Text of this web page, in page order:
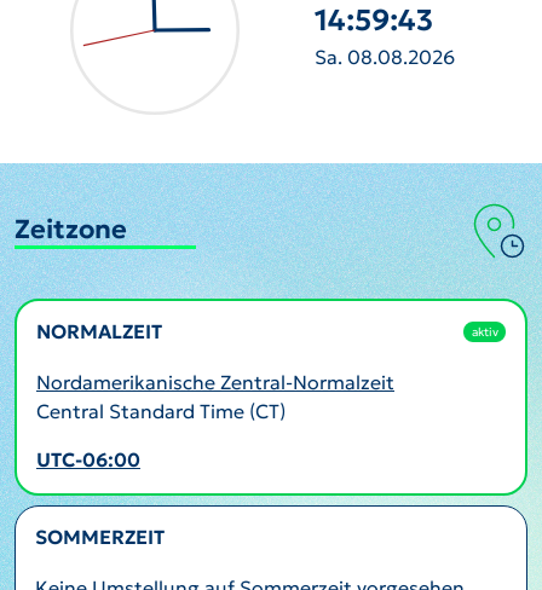
14:59:44
Sa. 08.08.2026
Zeitzone
NORMALZEIT aktiv
Nordamerikanische Zentral-Normalzeit
Central Standard Time (CT)
UTC-06:00
SOMMERZEIT